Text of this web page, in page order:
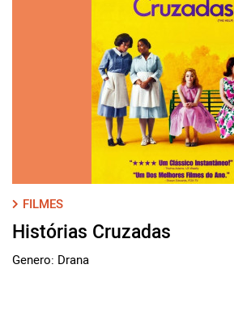
FILMES
Histórias Cruzadas
Genero: Drana